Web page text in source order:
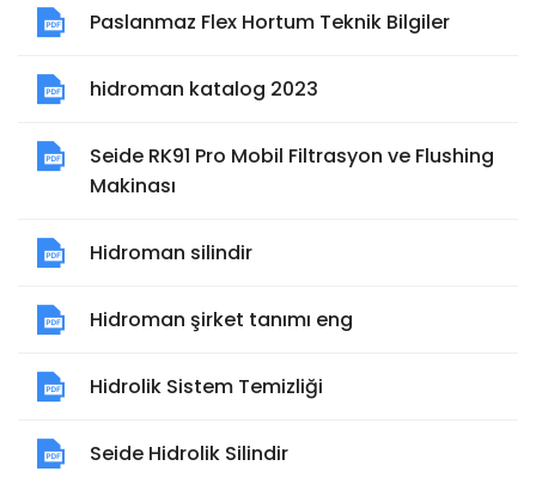
Paslanmaz Flex Hortum Teknik Bilgiler
hidroman katalog 2023
Seide RK91 Pro Mobil Filtrasyon ve Flushing
Makinası
Hidroman silindir
Hidroman şirket tanımı eng
Hidrolik Sistem Temizliği
Seide Hidrolik Silindir